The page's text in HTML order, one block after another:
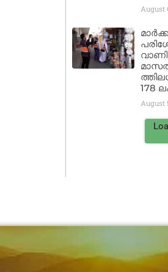
August
178
August